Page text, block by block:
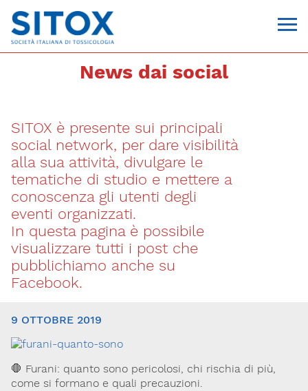
Via Giovanni Pascoli, 3
20129, Milano
C.F. 96330980580
P.I. 06792491000
T. 02-29520311
segreteria@sitox.org
News dai social
SITOX è presente sui principali
social network, per dare visibilità
alla sua attività, divulgare le
tematiche di studio e mettere a
conoscenza gli utenti degli
eventi organizzati.
In questa pagina è possibile
visualizzare tutti i post che
pubblichiamo anche su
Facebook.
9 OTTOBRE 2019
🛑 Furani: quanto sono pericolosi, chi rischia di più,
come si formano e quali precauzioni.